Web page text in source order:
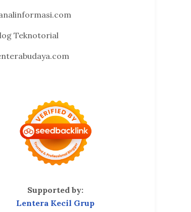
Teknotorial
Supported by:
Lentera Kecil Grup